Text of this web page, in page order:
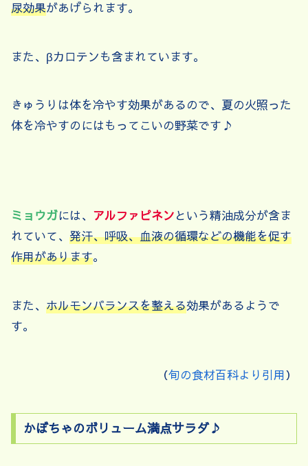
尿効果があげられます。
また、βカロテンも含まれています。
きゅうりは体を冷やす効果があるので、夏の火照った
体を冷やすのにはもってこいの野菜です♪
ミョウガには、 アルファピネンという精油成分が含ま
れていて、 発汗、呼吸、血液の循環などの機能を促す
作用があります。
また、 ホルモンバランスを整える効果があるようで
す。
（旬の食材百科より引用）
かぼちゃのボリューム満点サラダ♪